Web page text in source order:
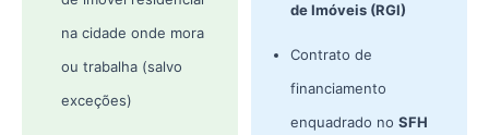
na cidade onde mora
ou trabalha (salvo
exceções)
de Imóveis (RGI)
Contrato de
financiamento
enquadrado no SFH